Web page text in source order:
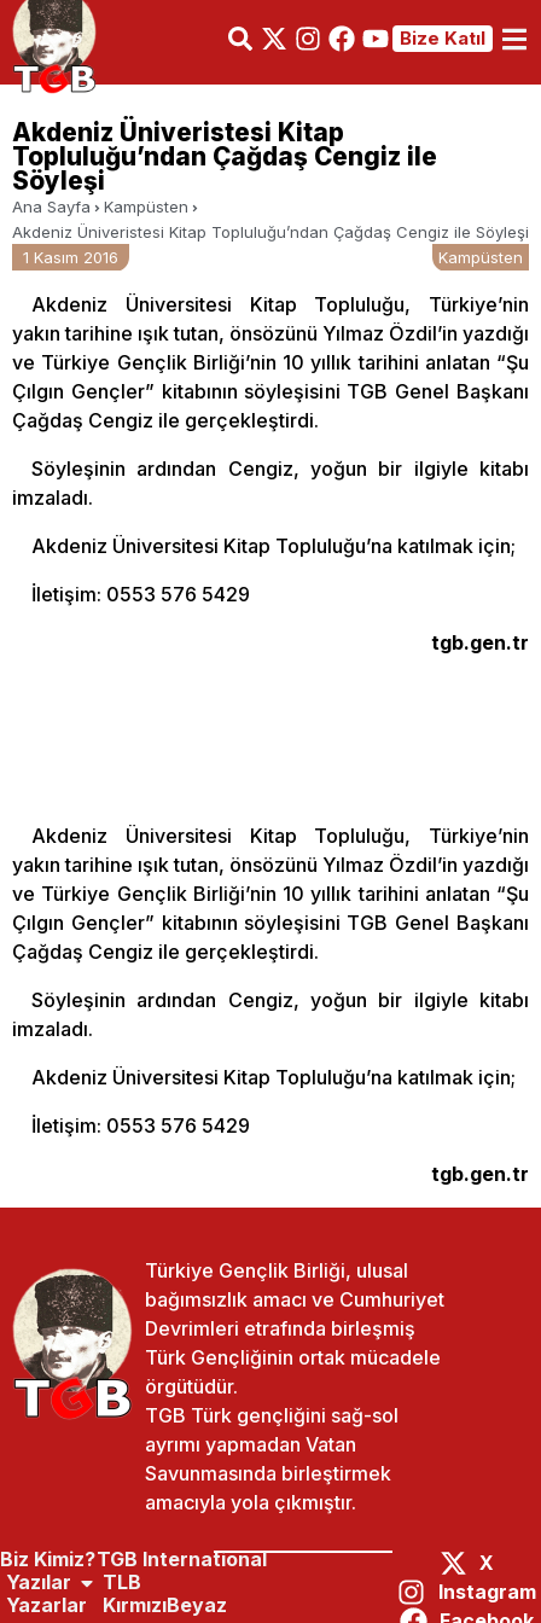
Bize Katıl
Akdeniz Üniveristesi Kitap
Topluluğu’ndan Çağdaş Cengiz ile
Söyleşi
Ana Sayfa
Kampüsten
Akdeniz Üniveristesi Kitap Topluluğu’ndan Çağdaş Cengiz ile Söyleşi
1 Kasım 2016
Kampüsten
Akdeniz Üniversitesi Kitap Topluluğu, Türkiye’nin
yakın tarihine ışık tutan, önsözünü Yılmaz Özdil’in yazdığı
ve Türkiye Gençlik Birliği’nin 10 yıllık tarihini anlatan “Şu
Çılgın Gençler” kitabının söyleşisini TGB Genel Başkanı
Çağdaş Cengiz ile gerçekleştirdi.
Söyleşinin ardından Cengiz, yoğun bir ilgiyle kitabı
imzaladı.
Akdeniz Üniversitesi Kitap Topluluğu’na katılmak için;
İletişim: 0553 576 5429
tgb.gen.tr
Akdeniz Üniversitesi Kitap Topluluğu, Türkiye’nin
yakın tarihine ışık tutan, önsözünü Yılmaz Özdil’in yazdığı
ve Türkiye Gençlik Birliği’nin 10 yıllık tarihini anlatan “Şu
Çılgın Gençler” kitabının söyleşisini TGB Genel Başkanı
Çağdaş Cengiz ile gerçekleştirdi.
Söyleşinin ardından Cengiz, yoğun bir ilgiyle kitabı
imzaladı.
Akdeniz Üniversitesi Kitap Topluluğu’na katılmak için;
İletişim: 0553 576 5429
tgb.gen.tr
Türkiye Gençlik Birliği, ulusal
bağımsızlık amacı ve Cumhuriyet
Devrimleri etrafında birleşmiş
Türk Gençliğinin ortak mücadele
örgütüdür.
TGB Türk gençliğini sağ-sol
ayrımı yapmadan Vatan
Savunmasında birleştirmek
amacıyla yola çıkmıştır.
Biz Kimiz?
Yazılar
Yazarlar
TGB International
TLB
KırmızıBeyaz
X
Instagram